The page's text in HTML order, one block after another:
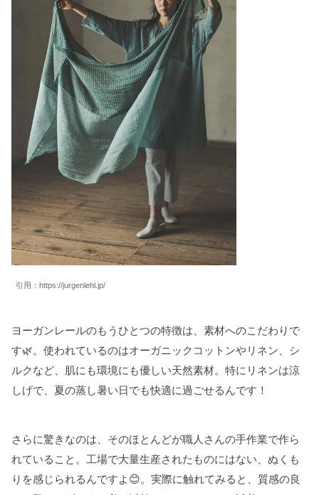
引用： https://jurgenlehl.jp/
ヨーガンレールのもうひとつの特徴は、素材へのこだわりで
す🌿。使われているのはオーガニックコットンやリネン、シ
ルクなど、肌にも環境にも優しい天然素材。特にリネンは涼
しげで、夏の蒸し暑い日でも快適に過ごせるんです！
さらに驚きなのは、そのほとんどが職人さんの手作業で作ら
れていること。工場で大量生産されたものにはない、ぬくも
りを感じられるんですよ😊。実際に触れてみると、質感の良